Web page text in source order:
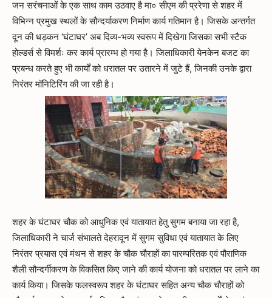
जन सरंचनाओं के एक साथ काम उठवाए है मा० सीएम की प्ररेणा से शहर में
विभिन्न प्रमुख स्थलों के सौन्दर्याकरण निर्माण कार्य गतिमान है। जिसके अन्तर्गत
दून की धड़कन ‘घंटाघर’ अब दिव्य-भव्य स्वरूप में दिखेगा जिसका सभी स्टैक
होल्डर्स से विमर्शः कर कार्य प्रारम्भ हो गया है। जिलाधिकारी येनकेन बजट का
प्रबन्ध करते हुए भी कार्यों को धरातल पर उतारने में जुटे हैं, जिनकी उनके द्वारा
निरंतर मॉनिटिरिंग की जा रही है।
शहर के घंटाघर चौक को आधुनिक एवं यातायात हेतु सुगम बनाया जा रहा है,
जिलाधिकारी ने चार्ज संभालते देहरादून में सुगम सुविधा एवं यातायात के लिए
निरंतर प्रयास एवं मंथन से शहर के चौक चौराहों का पारम्परितक एवं पौराणिक
शैली सौन्दर्गीकरण के विकसित किए जाने की कार्य योजना को धरातल पर लाने का
कार्य किया। जिसके फलस्वरूप शहर के घंटाघर सहित अन्य चौक चौराहों को